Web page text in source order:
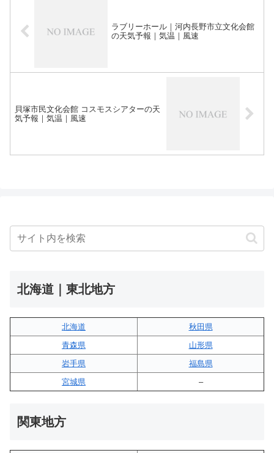
ラブリーホール｜河内長野市立文化会館
の天気予報｜気温｜風速
貝塚市民文化会館 コスモスシアターの天
気予報｜気温｜風速
北海道｜東北地方
北海道
秋田県
青森県
山形県
岩手県
福島県
宮城県
–
関東地方